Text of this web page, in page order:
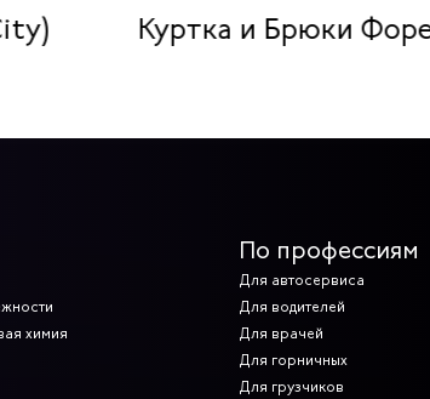
Куртка и Брюки
химия
По профессиям
Для автосервиса
Для водителей
Для врачей
Для горничных
Для грузчиков